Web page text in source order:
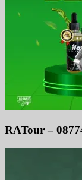
RATour –